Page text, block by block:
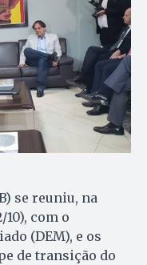
se reuniu, na
com o
(DEM), e os
de transição do